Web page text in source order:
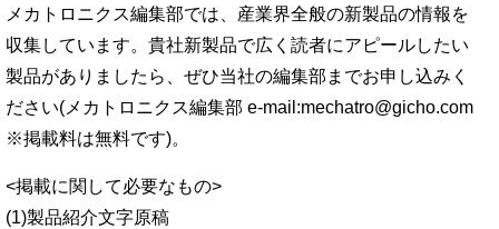
メカトロニクス編集部では、産業界全般の新製品の情報を
収集しています。貴社新製品で広く読者にアピールしたい
製品がありましたら、ぜひ当社の編集部までお申し込みく
ださい(メカトロニクス編集部 e-mail:mechatro@gicho.com
※掲載料は無料です)。
<掲載に関して必要なもの>
(1)製品紹介文字原稿